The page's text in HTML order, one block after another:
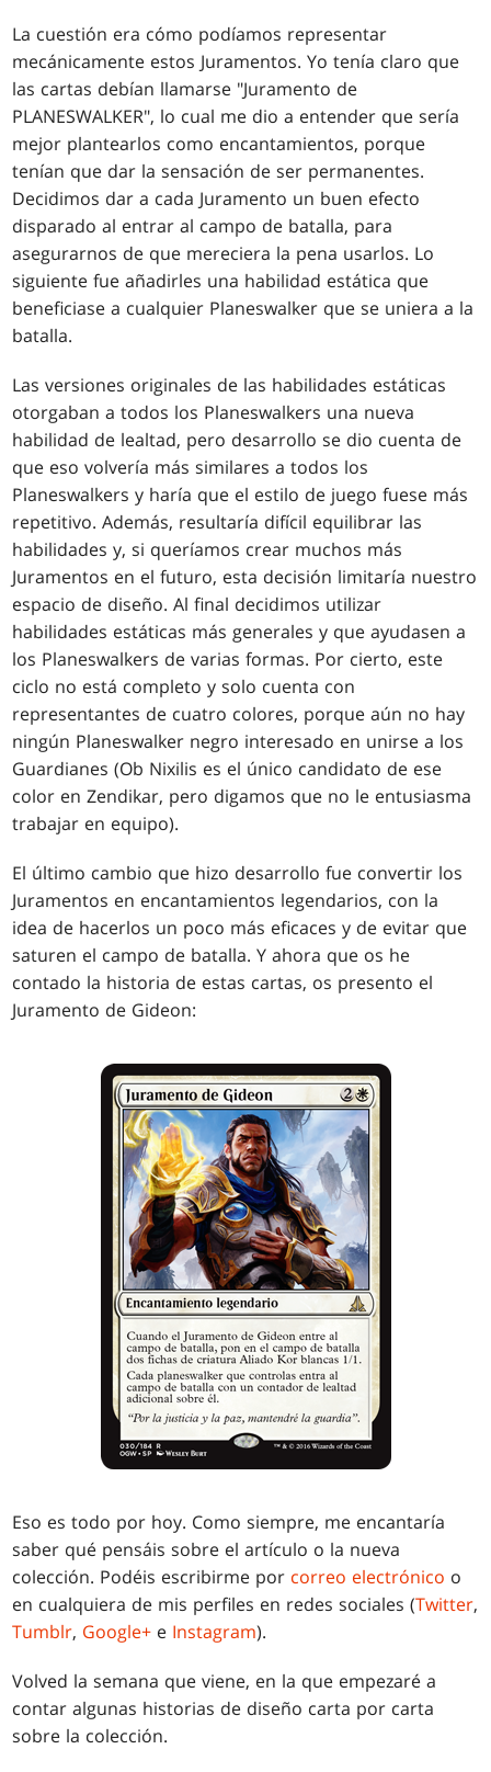
La cuestión era cómo podíamos representar
mecánicamente estos Juramentos. Yo tenía claro que
las cartas debían llamarse "Juramento de
PLANESWALKER", lo cual me dio a entender que sería
mejor plantearlos como encantamientos, porque
tenían que dar la sensación de ser permanentes.
Decidimos dar a cada Juramento un buen efecto
disparado al entrar al campo de batalla, para
asegurarnos de que mereciera la pena usarlos. Lo
siguiente fue añadirles una habilidad estática que
beneficiase a cualquier Planeswalker que se uniera a la
batalla.
Las versiones originales de las habilidades estáticas
otorgaban a todos los Planeswalkers una nueva
habilidad de lealtad, pero desarrollo se dio cuenta de
que eso volvería más similares a todos los
Planeswalkers y haría que el estilo de juego fuese más
repetitivo. Además, resultaría difícil equilibrar las
habilidades y, si queríamos crear muchos más
Juramentos en el futuro, esta decisión limitaría nuestro
espacio de diseño. Al final decidimos utilizar
habilidades estáticas más generales y que ayudasen a
los Planeswalkers de varias formas. Por cierto, este
ciclo no está completo y solo cuenta con
representantes de cuatro colores, porque aún no hay
ningún Planeswalker negro interesado en unirse a los
Guardianes (Ob Nixilis es el único candidato de ese
color en Zendikar, pero digamos que no le entusiasma
trabajar en equipo).
El último cambio que hizo desarrollo fue convertir los
Juramentos en encantamientos legendarios, con la
idea de hacerlos un poco más eficaces y de evitar que
saturen el campo de batalla. Y ahora que os he
contado la historia de estas cartas, os presento el
Juramento de Gideon:
Eso es todo por hoy. Como siempre, me encantaría
saber qué pensáis sobre el artículo o la nueva
colección. Podéis escribirme por correo electrónico o
en cualquiera de mis perfiles en redes sociales (Twitter,
Tumblr, Google+ e Instagram).
Volved la semana que viene, en la que empezaré a
contar algunas historias de diseño carta por carta
sobre la colección.